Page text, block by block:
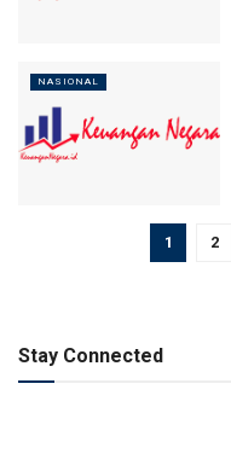
NASIONAL
1 2
Stay Connected